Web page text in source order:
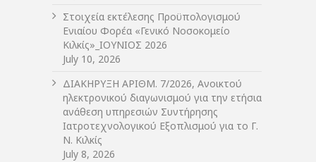
Στοιχεία εκτέλεσης Προϋπολογισμού
Ενιαίου Φορέα «Γενικό Νοσοκομείο
Κιλκίς»_ΙΟΥΝΙΟΣ 2026
July 10, 2026
ΔIΑΚΗΡΥΞΗ ΑΡIΘΜ. 7/2026, Ανοικτού
ηλεκτρονικού διαγωνισμού για την ετήσια
ανάθεση υπηρεσιών Συντήρησης
Ιατροτεχνολογικού Εξοπλισμού για το Γ.
Ν. Κιλκίς
July 8, 2026